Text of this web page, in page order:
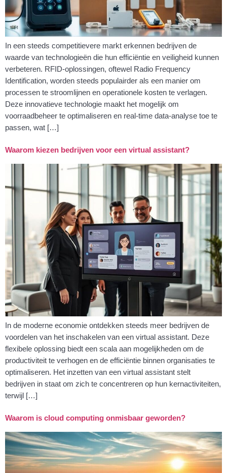
In een steeds competitievere markt erkennen bedrijven de
waarde van technologieën die hun efficiëntie en veiligheid kunnen
verbeteren. RFID-oplossingen, oftewel Radio Frequency
Identification, worden steeds populairder als een manier om
processen te stroomlijnen en operationele kosten te verlagen.
Deze innovatieve technologie maakt het mogelijk om
voorraadbeheer te optimaliseren en real-time data-analyse toe te
passen, wat […]
Waarom kiezen bedrijven voor een virtual assistant?
In de moderne economie ontdekken steeds meer bedrijven de
voordelen van het inschakelen van een virtual assistant. Deze
flexibele oplossing biedt een scala aan mogelijkheden om de
productiviteit te verhogen en de efficiëntie binnen organisaties te
optimaliseren. Het inzetten van een virtual assistant stelt
bedrijven in staat om zich te concentreren op hun kernactiviteiten,
terwijl […]
Waarom is cloud computing onmisbaar geworden?